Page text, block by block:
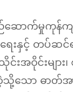
ောက်မှုကုန်က
ေးနှင့် တပ်ဆ
အဝိုင်းများ၊
သော ဓာတ်အာ